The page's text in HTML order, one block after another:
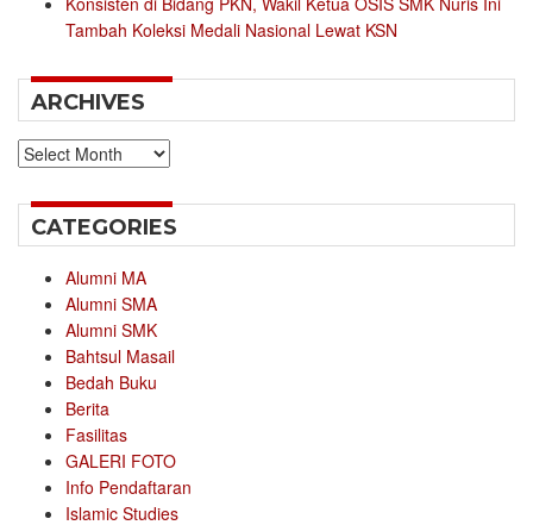
Tambah Koleksi Medali Nasional Lewat KSN
ARCHIVES
Archives
CATEGORIES
Alumni MA
Alumni SMA
Alumni SMK
Bahtsul Masail
Bedah Buku
Berita
Fasilitas
GALERI FOTO
Info Pendaftaran
Islamic Studies